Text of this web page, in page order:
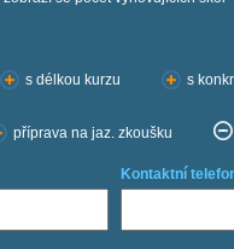
s délkou kurzu s
příprava na jaz. zkoušku
Kontaktní